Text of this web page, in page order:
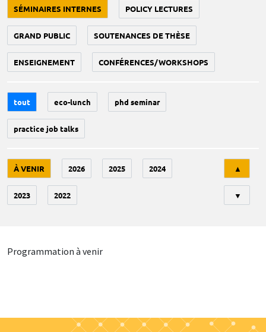
SÉMINAIRES INTERNES POLICY LECTURES
GRAND PUBLIC SOUTENANCES DE THÈSE
ENSEIGNEMENT CONFÉRENCES/WORKSHOPS
tout eco-lunch phd seminar
practice job talks
À VENIR 2026 2025 2024
2023 2022
▲
▼
Programmation à venir